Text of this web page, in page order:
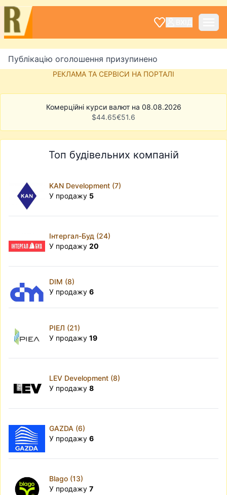
Публікацію оголошення призупинено
РЕКЛАМА ТА СЕРВІСИ НА ПОРТАЛІ
Комерційні курси валют на 08.08.2026
$44.65€51.6
Топ будівельних компаній
KAN Development (7)
У продажу 5
Інтергал-Буд (24)
У продажу 20
DIM (8)
У продажу 6
РІЕЛ (21)
У продажу 19
LEV Development (8)
У продажу 8
GAZDA (6)
У продажу 6
Blago (13)
У продажу 7